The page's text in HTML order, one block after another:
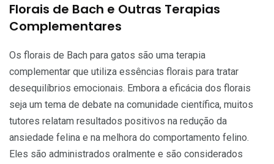
Florais de Bach e Outras Terapias
Complementares
Os florais de Bach para gatos são uma terapia
complementar que utiliza essências florais para tratar
desequilíbrios emocionais. Embora a eficácia dos florais
seja um tema de debate na comunidade científica, muitos
tutores relatam resultados positivos na redução da
ansiedade felina e na melhora do comportamento felino.
Eles são administrados oralmente e são considerados